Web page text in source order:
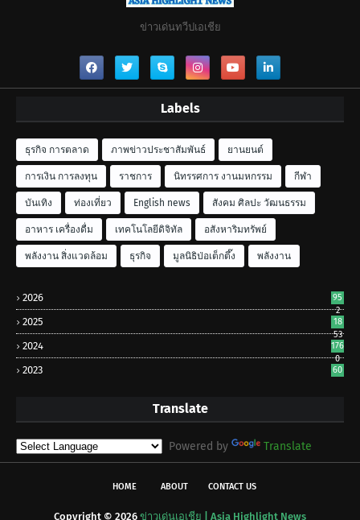
ข่าวเด่นทวีปเอเชีย
Labels
ธุรกิจ การตลาด ภาพข่าวประชาสัมพันธ์ ยานยนต์
การเงิน การลงทุน ราชการ นิทรรศการ งานมหกรรม กีฬา
บันเทิง ท่องเที่ยว English news สังคม ศิลปะ วัฒนธรรม
อาหาร เครื่องดื่ม เทคโนโลยีดิจิทัล อสังหาริมทรัพย์
พลังงาน สิ่งแวดล้อม ธุรกิจ มูลนิธิป่อเต็กตึ๊ง พลังงาน
2026
95
2
2025
18
53
2024
176
0
2023 60
Translate
Powered by Translate
HOME ABOUT CONTACT US
Copyright © 2026 ข่าวเด่นเอเชีย | Asia Highlight News